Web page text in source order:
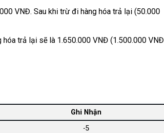
VNĐ. Sau khi trừ đi hàng hóa trả lại (50.000
trả lại sẽ là 1.650.000 VNĐ (1.500.000 VNĐ
Ghi Nhận
-5